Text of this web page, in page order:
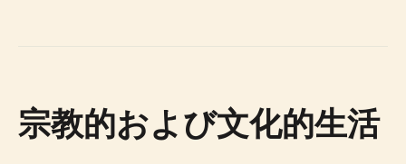
宗教的および文化的生活